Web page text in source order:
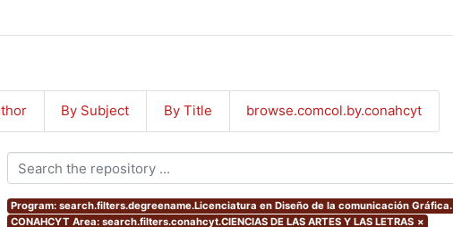
By Subject By Title browse.comcol.by.conahcyt
Program: search.filters.degreename.Licenciatura en Diseño de la comunicación Gráfica.
CONAHCYT Area: search.filters.conahcyt.CIENCIAS DE LAS ARTES Y LAS LETRAS ×